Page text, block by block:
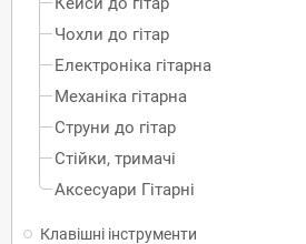
Чохли до гітар
Електроніка гітарна
Механіка гітарна
Струни до гітар
Стійки, тримачі
Аксесуари Гітарні
Клавішні інструменти